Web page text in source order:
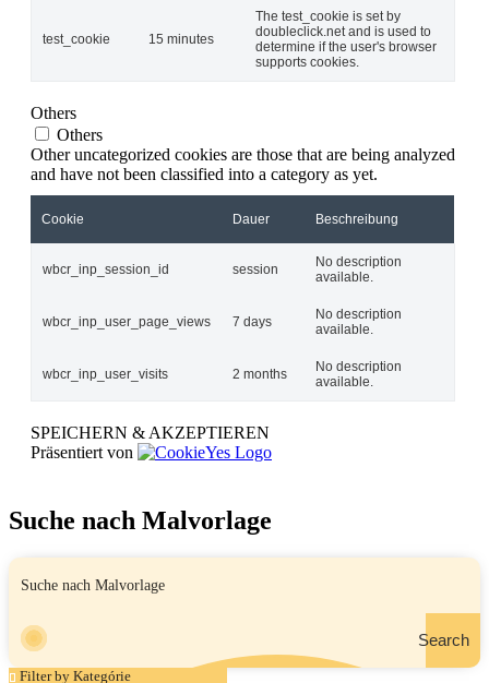
test_cookie 15 minutes
The test_cookie is set by
doubleclick.net and is used to
determine if the user's browser
supports cookies.
Others
Others
Other uncategorized cookies are those that are being analyzed
and have not been classified into a category as yet.
Cookie Dauer Beschreibung
wbcr_inp_session_id session
No description
available.
wbcr_inp_user_page_views 7 days
No description
available.
wbcr_inp_user_visits 2 months
No description
available.
SPEICHERN & AKZEPTIEREN
Präsentiert von
Suche nach Malvorlage
Search
Filter by Kategórie